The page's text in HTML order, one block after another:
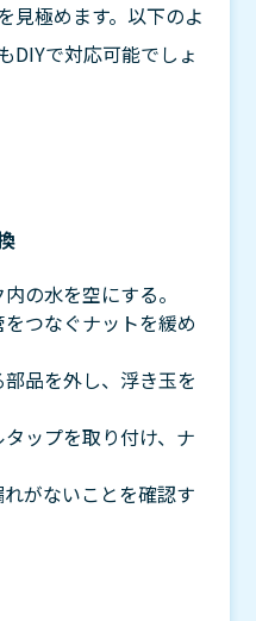
見極めます。以下のよ
DIYで対応可能でしょ
の水を空にする。
つなぐナットを緩め
品を外し、浮き玉を
ップを取り付け、ナ
がないことを確認す